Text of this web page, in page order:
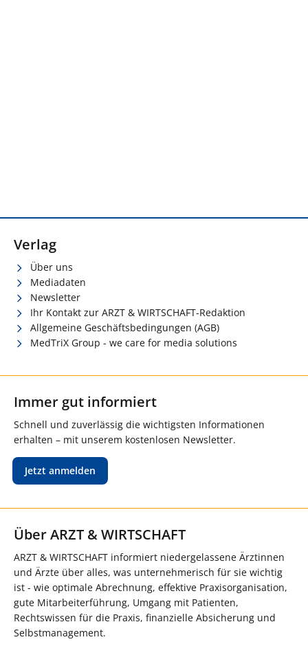
Verlag
Über uns
Mediadaten
Newsletter
Ihr Kontakt zur ARZT & WIRTSCHAFT-Redaktion
Allgemeine Geschäftsbedingungen (AGB)
MedTriX Group - we care for media solutions
Immer gut informiert
Schnell und zuverlässig die wichtigsten Informationen
erhalten – mit unserem kostenlosen Newsletter.
Jetzt anmelden
Über ARZT & WIRTSCHAFT
ARZT & WIRTSCHAFT informiert niedergelassene Ärztinnen
und Ärzte über alles, was unternehmerisch für sie wichtig
ist - wie optimale Abrechnung, effektive Praxisorganisation,
gute Mitarbeiterführung, Umgang mit Patienten,
Rechtswissen für die Praxis, finanzielle Absicherung und
Selbstmanagement.